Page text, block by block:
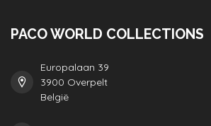
PACO WORLD COLLECTIONS
Europalaan 39
3900 Overpelt
België